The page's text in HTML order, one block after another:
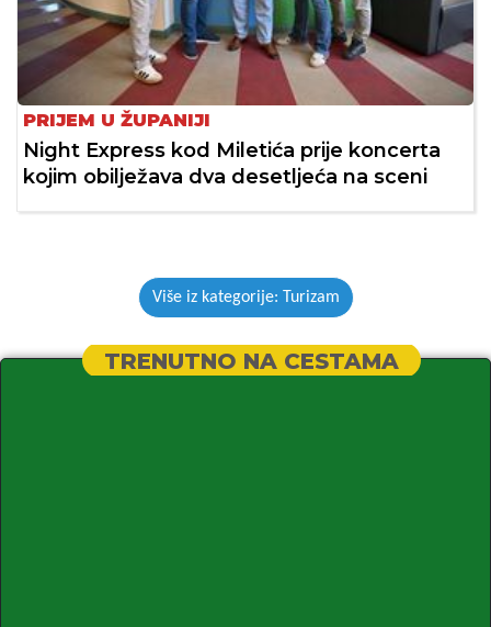
PRIJEM U ŽUPANIJI
Night Express kod Miletića prije koncerta
kojim obilježava dva desetljeća na sceni
Više iz kategorije: Turizam
TRENUTNO NA CESTAMA